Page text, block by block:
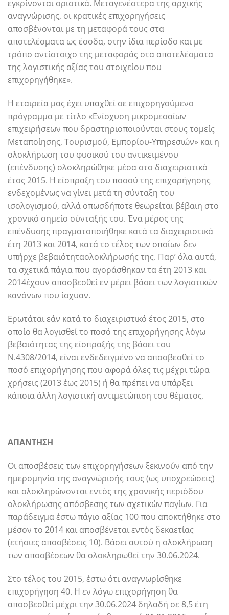
εγκρίνονται οριστικά. Μεταγενέστερα της αρχικής
αναγνώρισης, οι κρατικές επιχορηγήσεις
αποσβένονται με τη μεταφορά τους στα
αποτελέσματα ως έσοδα, στην ίδια περίοδο και με
τρόπο αντίστοιχο της μεταφοράς στα αποτελέσματα
της λογιστικής αξίας του στοιχείου που
επιχορηγήθηκε».
Η εταιρεία μας έχει υπαχθεί σε επιχορηγούμενο
πρόγραμμα με τίτλο «Ενίσχυση μικρομεσαίων
επιχειρήσεων που δραστηριοποιούνται στους τομείς
Μεταποίησης, Τουρισμού, Εμπορίου-Υπηρεσιών» και η
ολοκλήρωση του φυσικού του αντικειμένου
(επένδυσης) ολοκληρώθηκε μέσα στο διαχειριστικό
έτος 2015. Η είσπραξη του ποσού της επιχορήγησης
ενδεχομένως να γίνει μετά τη σύνταξη του
ισολογισμού, αλλά οπωσδήποτε θεωρείται βέβαιη στο
χρονικό σημείο σύνταξής του. Ένα μέρος της
επένδυσης πραγματοποιήθηκε κατά τα διαχειριστικά
έτη 2013 και 2014, κατά το τέλος των οποίων δεν
υπήρχε βεβαιότηταολοκλήρωσής της. Παρ’ όλα αυτά,
τα σχετικά πάγια που αγοράσθηκαν τα έτη 2013 και
2014έχουν αποσβεσθεί εν μέρει βάσει των λογιστικών
κανόνων που ίσχυαν.
Ερωτάται εάν κατά το διαχειριστικό έτος 2015, στο
οποίο θα λογισθεί το ποσό της επιχορήγησης λόγω
βεβαιότητας της είσπραξής της βάσει του
Ν.4308/2014, είναι ενδεδειγμένο να αποσβεσθεί το
ποσό επιχορήγησης που αφορά όλες τις μέχρι τώρα
χρήσεις (2013 έως 2015) ή θα πρέπει να υπάρξει
κάποια άλλη λογιστική αντιμετώπιση του θέματος.
ΑΠΑΝΤΗΣΗ
Οι αποσβέσεις των επιχορηγήσεων ξεκινούν από την
ημερομηνία της αναγνώρισής τους (ως υποχρεώσεις)
και ολοκληρώνονται εντός της χρονικής περιόδου
ολοκλήρωσης απόσβεσης των σχετικών παγίων. Για
παράδειγμα έστω πάγιο αξίας 100 που αποκτήθηκε στο
μέσον το 2014 και αποσβένεται εντός δεκαετίας
(ετήσιες αποσβέσεις 10). Βάσει αυτού η ολοκλήρωση
των αποσβέσεων θα ολοκληρωθεί την 30.06.2024.
Στο τέλος του 2015, έστω ότι αναγνωρίσθηκε
επιχορήγηση 40. Η εν λόγω επιχορήγηση θα
αποσβεσθεί μέχρι την 30.06.2024 δηλαδή σε 8,5 έτη